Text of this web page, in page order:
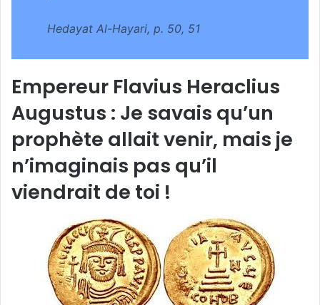
Hedayat Al-Hayari, p. 50, 51
Empereur Flavius Heraclius
Augustus : Je savais qu’un
prophète allait venir, mais je
n’imaginais pas qu’il
viendrait de toi !